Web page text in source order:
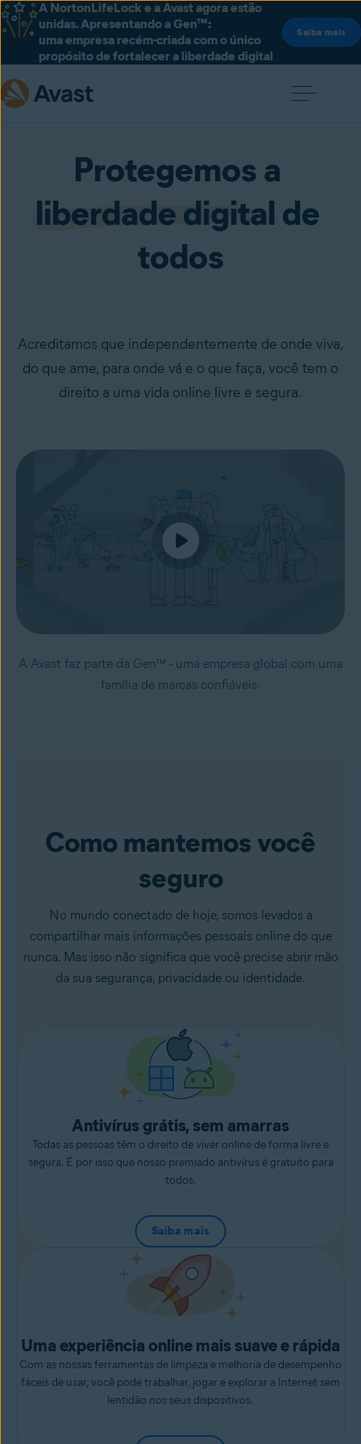
A NortonLifeLock e a Avast agora estão
unidas. Apresentando a Gen™:
uma empresa recém-criada com o único
propósito de fortalecer a liberdade digital
Saiba mais
Protegemos a
liberdade digital de
todos
Acreditamos que independentemente de onde viva,
do que ame, para onde vá e o que faça, você tem o
direito a uma vida online livre e segura.
A Avast faz parte da Gen™ - uma empresa global com uma
família de marcas confiáveis.
Como mantemos você
seguro
No mundo conectado de hoje, somos levados a
compartilhar mais informações pessoais online do que
nunca. Mas isso não significa que você precise abrir mão
da sua segurança, privacidade ou identidade.
Antivírus grátis, sem amarras
Todas as pessoas têm o direito de viver online de forma livre e
segura. É por isso que nosso premiado antivírus é gratuito para
todos.
Saiba mais
Uma experiência online mais suave e rápida
Com as nossas ferramentas de limpeza e melhoria de desempenho
fáceis de usar, você pode trabalhar, jogar e explorar a Internet sem
lentidão nos seus dispositivos.